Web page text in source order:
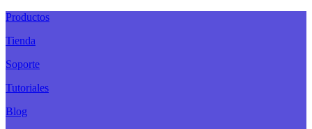
Productos
Tienda
Soporte
Tutoriales
Blog